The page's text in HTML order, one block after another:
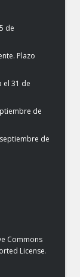
de
Plazo
el 31 de
de
de
Commons
License.